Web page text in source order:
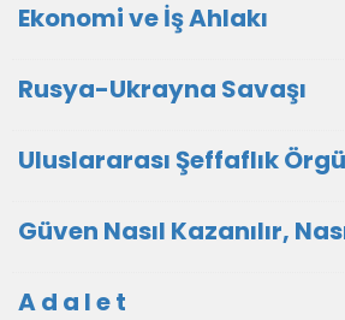
Ekonomi ve İş Ahlakı
Rusya-Ukrayna Savaşı
Uluslararası Şeffaflık
Güven Nasıl Kazanılır,
A d a l e t